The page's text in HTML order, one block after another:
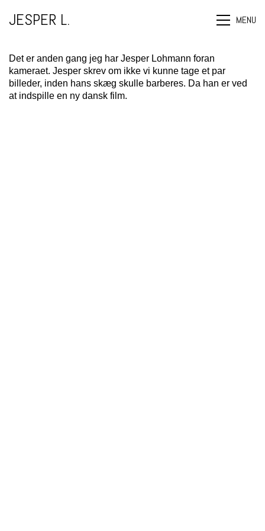
MENU
JESPER L.
Det er anden gang jeg har Jesper Lohmann foran
kameraet. Jesper skrev om ikke vi kunne tage et par
billeder, inden hans skæg skulle barberes. Da han er ved
at indspille en ny dansk film.